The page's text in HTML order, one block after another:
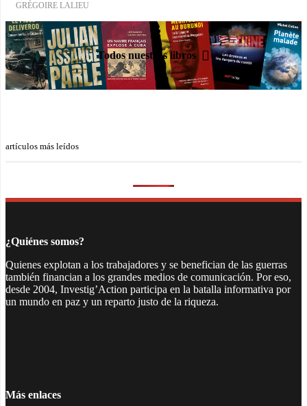
GRÉGOIRE LALIEU
Todos nuestros libros
artículos más leídos
¿Quiénes somos?
Quienes explotan a los trabajadores y se benefician de las guerras
también financian a los grandes medios de comunicación. Por eso,
desde 2004, Investig’Action participa en la batalla informativa por
un mundo en paz y un reparto justo de la riqueza.
Más enlaces